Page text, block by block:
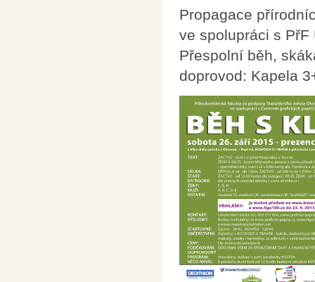
Propagace
ve spolupráci s
Přespolní běh,
doprovod: Kapela